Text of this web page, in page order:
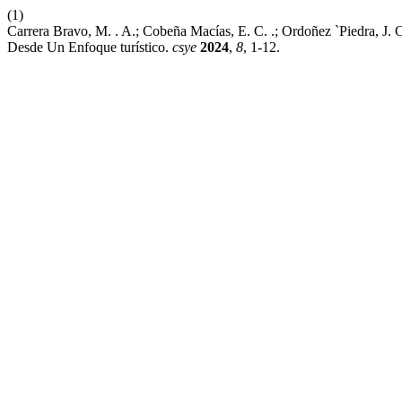
(1)
Carrera Bravo, M. . A.; Cobeña Macías, E. C. .; Ordoñez `Piedra,
Desde Un Enfoque turístico. csye 2024, 8, 1-12.